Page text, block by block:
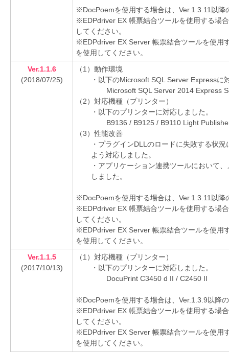
※DocPoemを使用する場合は、Ver.1.3.11以降
※EDPdriver EX 帳票結合ツールを使用する場
してください。
※EDPdriver EX Server 帳票結合ツールを使用
を使用してください。
Ver.1.1.6
(2018/07/25)
（1）動作環境
・以下のMicrosoft SQL Server Expressに
Microsoft SQL Server 2014 Express
（2）対応機種（プリンター）
・以下のプリンターに対応しました。
B9136 / B9125 / B9110 Light
（3）性能改善
・プラグインDLLのロードに失敗する状
よう対応しました。
・アプリケーション連携ツールにおいて
しました。
※DocPoemを使用する場合は、Ver.1.3.11以降
※EDPdriver EX 帳票結合ツールを使用する場
してください。
※EDPdriver EX Server 帳票結合ツールを使用
を使用してください。
Ver.1.1.5
(2017/10/13)
（1）対応機種（プリンター）
・以下のプリンターに対応しました。
DocuPrint C3450 d II / C2450 II
※DocPoemを使用する場合は、Ver.1.3.9以降
※EDPdriver EX 帳票結合ツールを使用する場
してください。
※EDPdriver EX Server 帳票結合ツールを使用
を使用してください。